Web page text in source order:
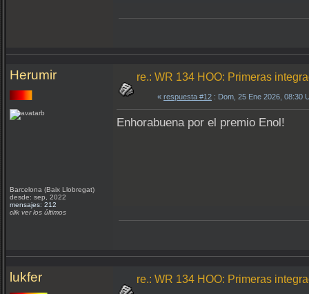
Herumir
Barcelona (Baix Llobregat)
desde: sep, 2022
mensajes: 212
clik ver los últimos
re.: WR 134 HOO: Primeras
« respuesta #12 : Dom, 25 Ene 2026, 08:30
Enhorabuena por el premio Enol!
lukfer re.: WR 134 HOO: Primeras